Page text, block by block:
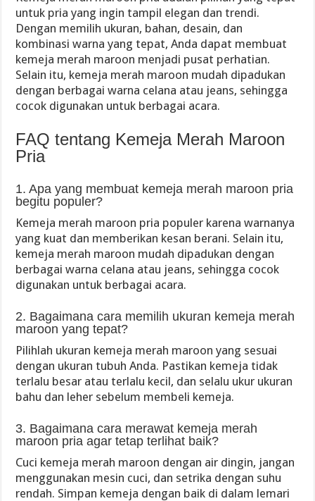
untuk pria yang ingin tampil elegan dan trendi.
Dengan memilih ukuran, bahan, desain, dan
kombinasi warna yang tepat, Anda dapat membuat
kemeja merah maroon menjadi pusat perhatian.
Selain itu, kemeja merah maroon mudah dipadukan
dengan berbagai warna celana atau jeans, sehingga
cocok digunakan untuk berbagai acara.
FAQ tentang Kemeja Merah Maroon
Pria
1. Apa yang membuat kemeja merah maroon pria
begitu populer?
Kemeja merah maroon pria populer karena warnanya
yang kuat dan memberikan kesan berani. Selain itu,
kemeja merah maroon mudah dipadukan dengan
berbagai warna celana atau jeans, sehingga cocok
digunakan untuk berbagai acara.
2. Bagaimana cara memilih ukuran kemeja merah
maroon yang tepat?
Pilihlah ukuran kemeja merah maroon yang sesuai
dengan ukuran tubuh Anda. Pastikan kemeja tidak
terlalu besar atau terlalu kecil, dan selalu ukur ukuran
bahu dan leher sebelum membeli kemeja.
3. Bagaimana cara merawat kemeja merah
maroon pria agar tetap terlihat baik?
Cuci kemeja merah maroon dengan air dingin, jangan
menggunakan mesin cuci, dan setrika dengan suhu
rendah. Simpan kemeja dengan baik di dalam lemari